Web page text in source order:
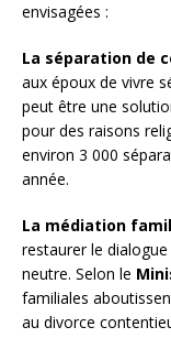
envisagées :
La séparation de
aux époux de vivre
peut être une
pour des raisons
environ 3 000
année.
La médiation
restaurer le dialogue
neutre. Selon le
familiales
au divorce